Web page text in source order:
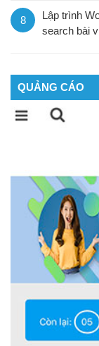
8
Lập trình
search bài
QUẢNG CÁO